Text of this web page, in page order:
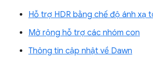
Hỗ trợ HDR bằng chế độ ánh xạ
Mở rộng hỗ trợ các nhóm con
Thông tin cập nhật về Dawn